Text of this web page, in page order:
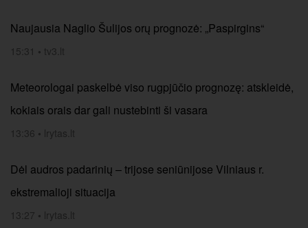
Naujausia Naglio Šulijos orų prognozė: „Paspirgins“
15:31 • tv3.lt
Meteorologai paskelbė viso rugpjūčio prognozę: atskleidė,
kokiais orais dar gali nustebinti ši vasara
13:36 • lrytas.lt
Dėl audros padarinių – trijose seniūnijose Vilniaus r.
ekstremalioji situacija
13:27 • lrytas.lt